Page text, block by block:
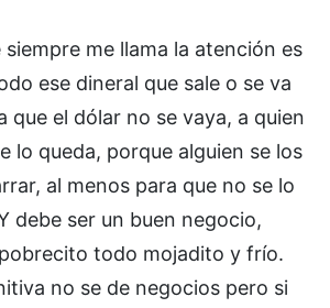
siempre me llama la atención es
ese dineral que sale o se va
que el dólar no se vaya, a quien
lo queda, porque alguien se los
al menos para que no se lo
debe ser un buen negocio,
todo mojadito y frío.
no se de negocios pero si